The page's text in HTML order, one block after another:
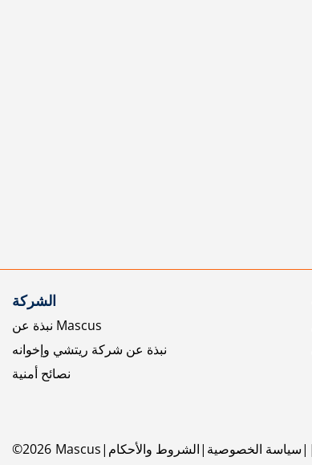
الشركة
نبذة عن Mascus
نبذة عن شركة ريتشي وإخوانه
نصائح أمنية
©2026 Mascus الشروط والأحكام سياسة الخصوصية